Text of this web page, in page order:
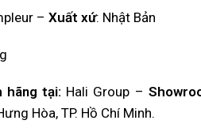
–Xuất xứ: Nhật Bản
hãng tại: Hali Group –
Hòa, TP. Hồ Chí Minh.